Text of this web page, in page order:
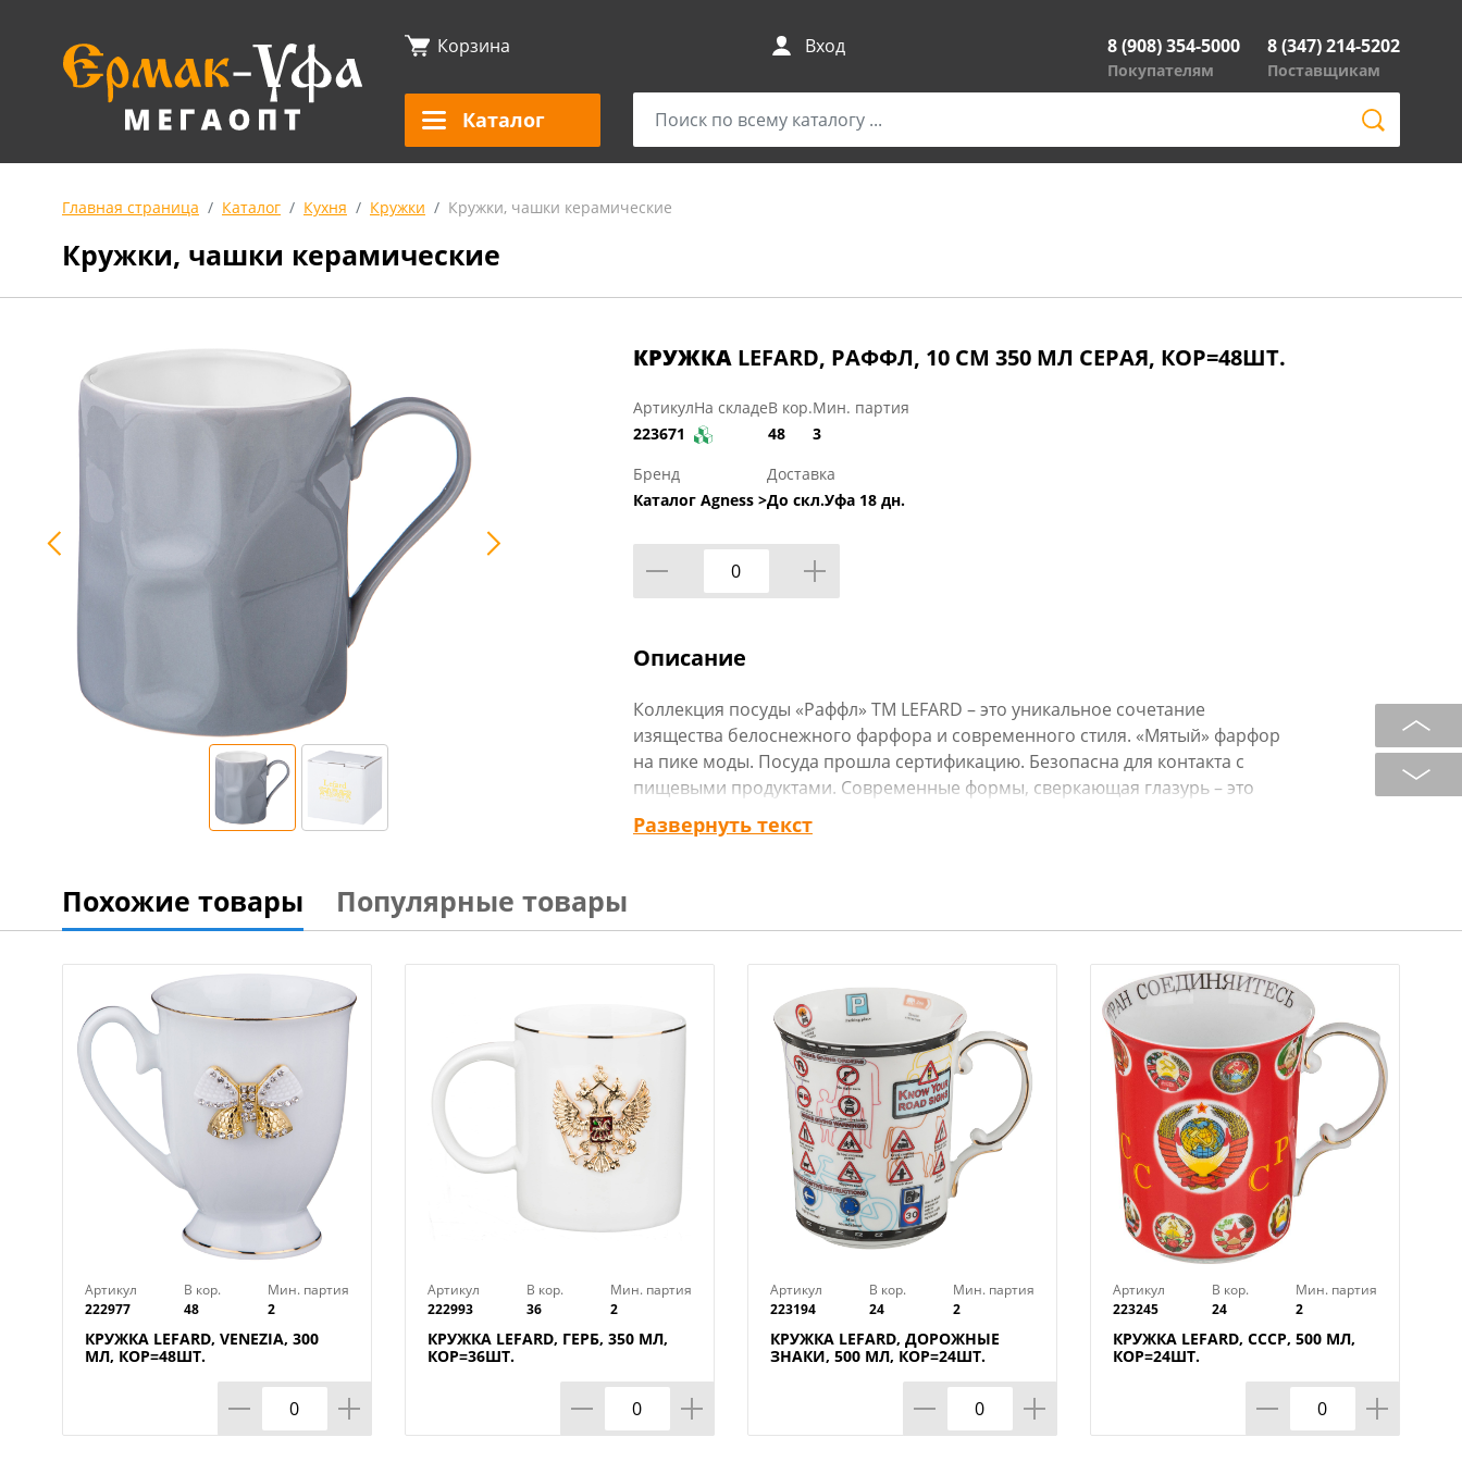
Корзина Вход 8 (908) 354-5000
Покупателям
8 (347) 214-5202
Поставщикам
Каталог
Главная страница Каталог Кухня Кружки Кружки, чашки керамические
Кружки, чашки керамические
КРУЖКА LEFARD, РАФФЛ, 10 СМ 350 МЛ СЕРАЯ, КОР=48ШТ.
Артикул
223671
На складеВ кор.
48
Мин. партия
3
Бренд
Каталог Agness >
Доставка
До скл.Уфа 18 дн.
Описание
Коллекция посуды «Раффл» ТМ LEFARD – это уникальное сочетание
изящества белоснежного фарфора и современного стиля. «Мятый» фарфор
на пике моды. Посуда прошла сертификацию. Безопасна для контакта с
пищевыми продуктами. Современные формы, сверкающая глазурь – это
отличная сервировка стола на каждый день и для торжественных случаев.
Посуда прекрасно сочетается с любыми цветными коллекциями. Это
Развернуть текст
Похожие товары Популярные товары
Артикул
222977
В кор.
48
Мин. партия
2
КРУЖКА LEFARD, VENEZIA, 300
МЛ, КОР=48ШТ.
Артикул
222993
В кор.
36
Мин. партия
2
КРУЖКА LEFARD, ГЕРБ, 350 МЛ,
КОР=36ШТ.
Артикул
223194
В кор.
24
Мин. партия
2
КРУЖКА LEFARD, ДОРОЖНЫЕ
ЗНАКИ, 500 МЛ, КОР=24ШТ.
Артикул
223245
В кор.
24
Мин. партия
2
КРУЖКА LEFARD, СССР, 500 МЛ,
КОР=24ШТ.